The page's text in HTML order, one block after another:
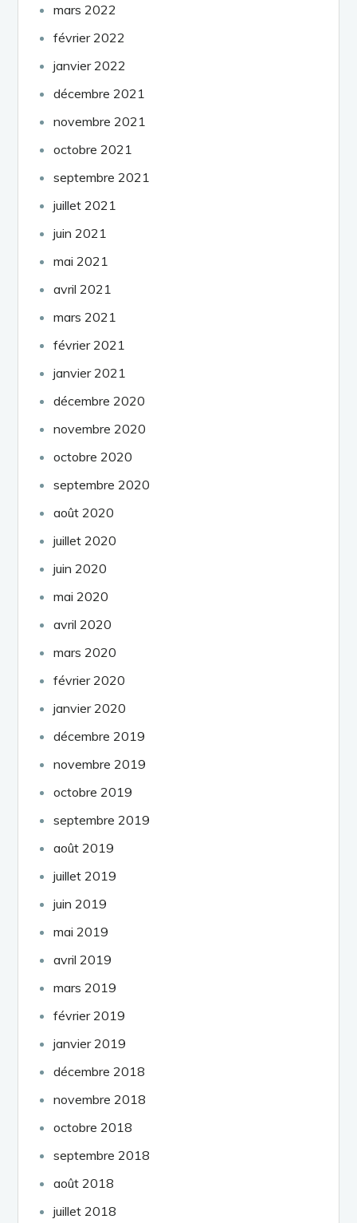
mars 2022
février 2022
janvier 2022
décembre 2021
novembre 2021
octobre 2021
septembre 2021
juillet 2021
juin 2021
mai 2021
avril 2021
mars 2021
février 2021
janvier 2021
décembre 2020
novembre 2020
octobre 2020
septembre 2020
août 2020
juillet 2020
juin 2020
mai 2020
avril 2020
mars 2020
février 2020
janvier 2020
décembre 2019
novembre 2019
octobre 2019
septembre 2019
août 2019
juillet 2019
juin 2019
mai 2019
avril 2019
mars 2019
février 2019
janvier 2019
décembre 2018
novembre 2018
octobre 2018
septembre 2018
août 2018
juillet 2018